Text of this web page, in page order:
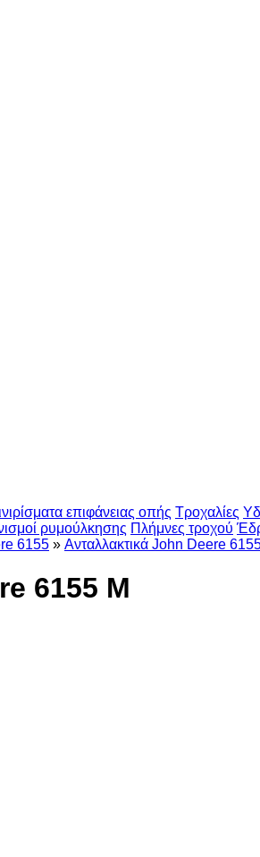
επιφάνειας οπής Τροχαλίες
ρυμούλκησης Πλήμνες τροχού
6155 » Ανταλλακτικά John Deere
6155 M